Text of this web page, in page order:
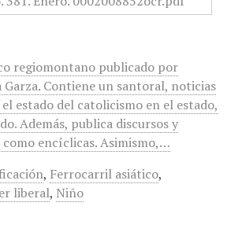
regiomontano publicado por
Garza. Contiene un santoral, noticias
estado del catolicismo en el estado,
Además, publica discursos y
encíclicas. Asimismo,…
, Ferrocarril asiático,
liberal, Niño